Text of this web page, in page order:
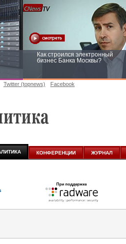
Как строился электронный
бизнес Банка Москвы?
Twitter (topnews) Facebook
КОНФЕРЕНЦИИ ЖУРНАЛ
При поддержке